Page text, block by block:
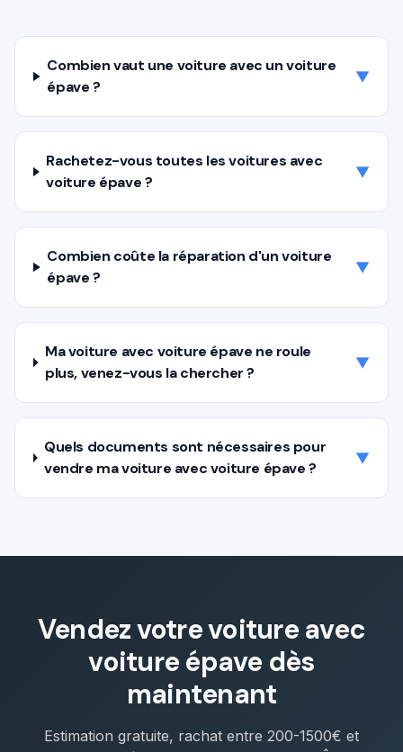
Combien vaut une voiture avec un voiture
épave ?
▼
Rachetez-vous toutes les voitures avec
voiture épave ?
▼
Combien coûte la réparation d'un voiture
épave ?
▼
Ma voiture avec voiture épave ne roule
plus, venez-vous la chercher ?
▼
Quels documents sont nécessaires pour
vendre ma voiture avec voiture épave ?
▼
Vendez votre voiture avec
voiture épave dès
maintenant
Estimation gratuite, rachat entre 200-1500€ et